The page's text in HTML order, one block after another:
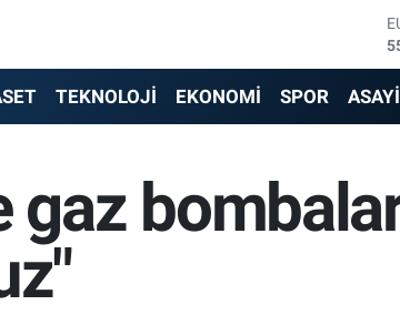
TEKNOLOJİ EKONOMİ SPOR